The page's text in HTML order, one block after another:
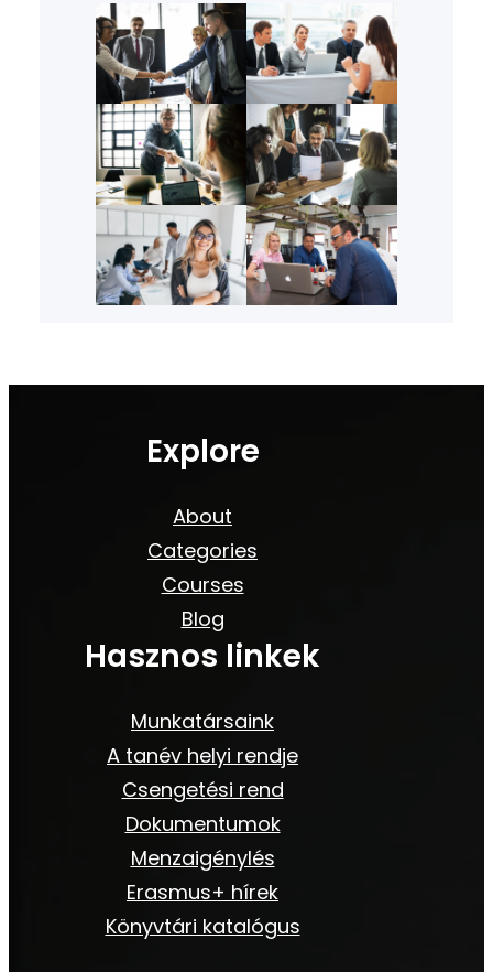
Explore
About
Categories
Courses
Blog
Hasznos linkek
Munkatársaink
A tanév helyi rendje
Csengetési rend
Dokumentumok
Menzaigénylés
Erasmus+ hírek
Könyvtári katalógus